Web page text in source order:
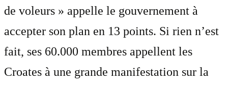
de voleurs » appelle le gouvernement à
accepter son plan en 13 points. Si rien n’est
fait, ses 60.000 membres appellent les
Croates à une grande manifestation sur la